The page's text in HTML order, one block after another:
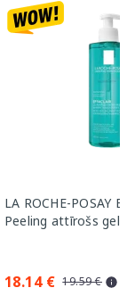
LA ROCHE-POSAY
Peeling attīrošs
18.14 € 19.59 €